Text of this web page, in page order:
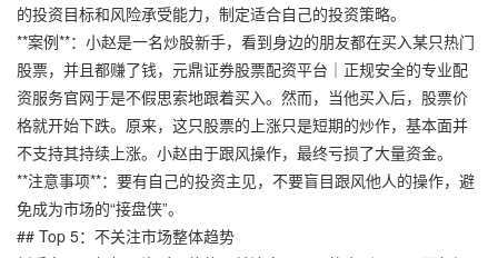
的投资目标和风险承受能力，制定适合自己的投资策略。
**案例**：小赵是一名炒股新手，看到身边的朋友都在买入某只热门
股票，并且都赚了钱， 元鼎证券股票配资平台｜正规安全的专业配
资服务官网于是不假思索地跟着买入。然而，当他买入后，股票价
格就开始下跌。原来，这只股票的上涨只是短期的炒作，基本面并
不支持其持续上涨。小赵由于跟风操作，最终亏损了大量资金。
**注意事项**：要有自己的投资主见，不要盲目跟风他人的操作，避
免成为市场的“接盘侠”。
## Top 5：不关注市场整体趋势